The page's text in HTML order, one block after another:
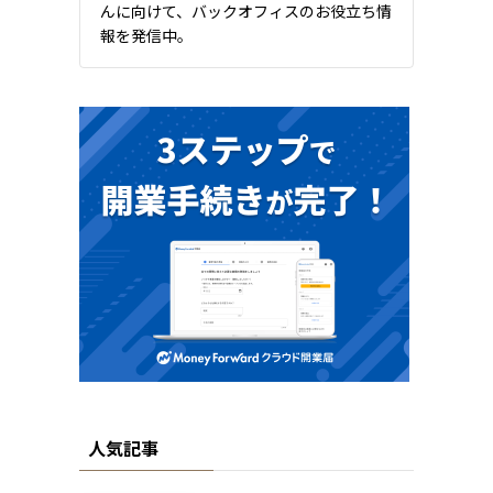
んに向けて、バックオフィスのお役立ち情
報を発信中。
人気記事